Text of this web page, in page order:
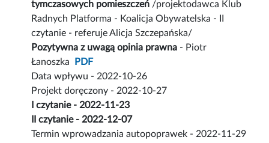
tymczasowych pomieszczeń /projektodawca Klub
Radnych Platforma - Koalicja Obywatelska - II
czytanie - referuje Alicja Szczepańska/
Pozytywna z uwagą opinia prawna - Piotr
Łanoszka
PDF
Data wpływu - 2022-10-26
Projekt doręczony - 2022-10-27
I czytanie - 2022-11-23
II czytanie - 2022-12-07
Termin wprowadzania autopoprawek - 2022-11-29